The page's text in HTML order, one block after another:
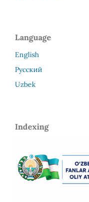
Language
English
Русский
Uzbek
Indexing